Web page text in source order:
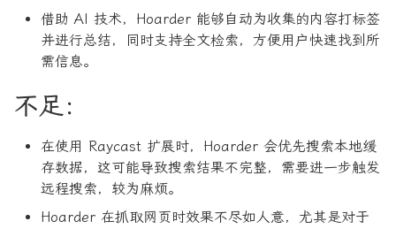
借助 AI 技术，Hoarder 能够自动为收集的内容打标签
并进行总结，同时支持全文检索，方便用户快速找到所
需信息。
不足：
在使用 Raycast 扩展时，Hoarder 会优先搜索本地缓
存数据，这可能导致搜索结果不完整，需要进一步触发
远程搜索，较为麻烦。
Hoarder 在抓取网页时效果不尽如人意，尤其是对于